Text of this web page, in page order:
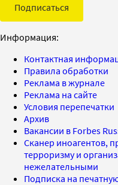
Подписаться
Информация:
Контактная
Правила обработки
Реклама в журнале
Реклама на сайте
Условия перепечатки
Архив
Вакансии в Forbes
Сканер иноагентов,
терроризму и
нежелательными
Подписка на